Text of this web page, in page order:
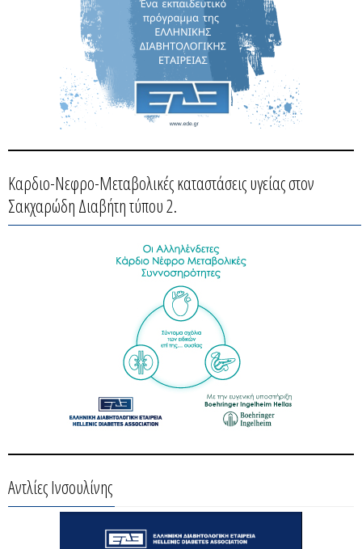
Καρδιο-Νεφρο-Μεταβολικές καταστάσεις υγείας στον
Σακχαρώδη Διαβήτη τύπου 2.
Αντλίες Ινσουλίνης